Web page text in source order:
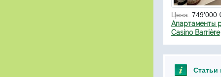
Цена: 749'000
Апартаменты
Casino Barrière
Статьи